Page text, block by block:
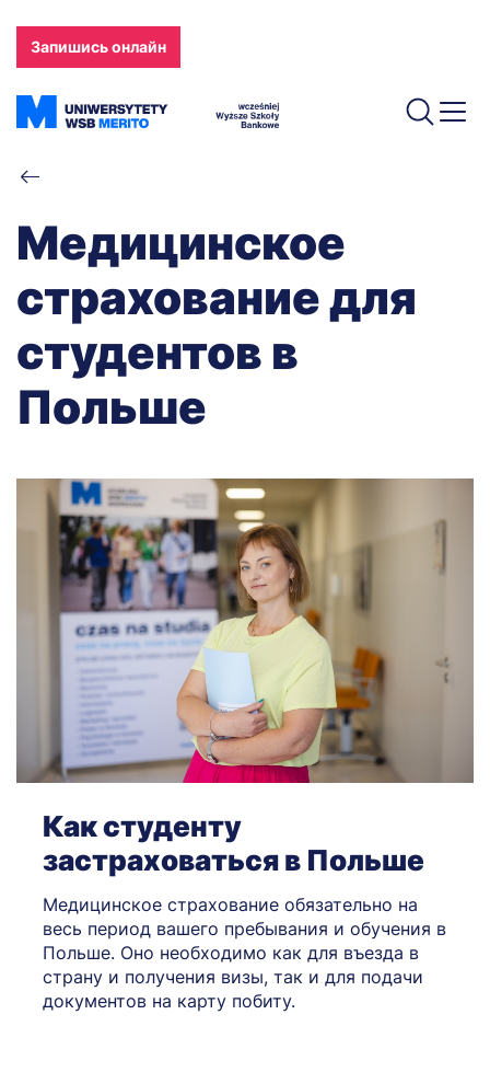
main
content
Запишись онлайн
Breadcrumb
Медицинское
страхование для
студентов в
Польше
Как студенту
застраховаться в Польше
Медицинское страхование обязательно на
весь период вашего пребывания и обучения в
Польше. Оно необходимо как для въезда в
страну и получения визы, так и для подачи
документов на карту побиту.